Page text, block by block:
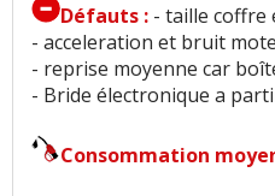
Volume de coffre:3
Nombre de
Roue de secours:4
Défauts : - taille coffre
- acceleration et bruit
- reprise moyenne car
- Bride électronique a
Consommation